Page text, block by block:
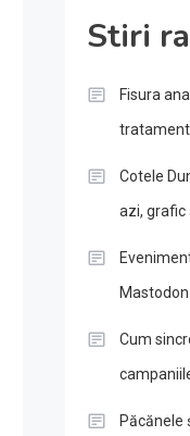
Stiri
Fisura
tratament
Cotele
azi, grafic
Cum
Păcănele